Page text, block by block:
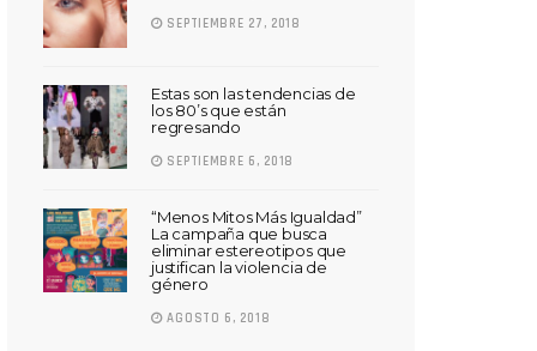
SEPTIEMBRE 27, 2018
Estas son las tendencias de
los 80’s que están
regresando
SEPTIEMBRE 6, 2018
“Menos Mitos Más Igualdad”
La campaña que busca
eliminar estereotipos que
justifican la violencia de
género
AGOSTO 6, 2018